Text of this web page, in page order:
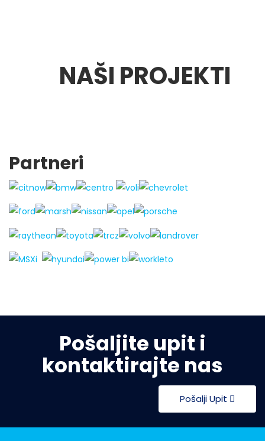
NAŠI PROJEKTI
Partneri
Pošaljite upit i
kontaktirajte nas
Pošalji Upit